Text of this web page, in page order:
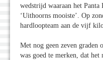
wedstrijd waaraan het Panta
‘Uithoorns mooiste’. Op
hardloopteam aan de vijf
Met nog geen zeven graden
was goed te merken, dat